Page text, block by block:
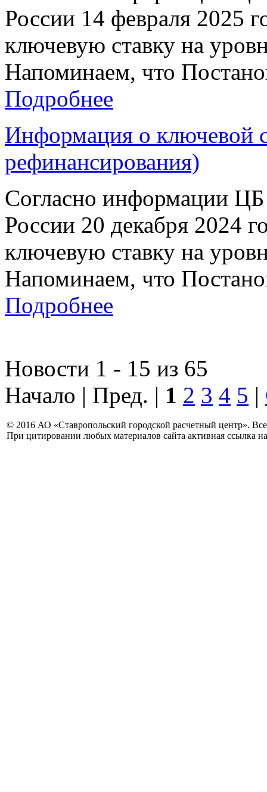
России 14 февраля 2025
ключевую ставку на
Напоминаем, что
Подробнее
Информация о ключевой
рефинансирования)
Согласно информации
России 20 декабря 2024
ключевую ставку на
Напоминаем, что
Подробнее
Новости 1 - 15 из 65
Начало | Пред. | 1 2 3 4 5 |
© 2016 АО «Ставропольский городской расчетный центр».
При цитировании любых материалов сайта активная ссылка